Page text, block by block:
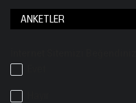
ANKETLER